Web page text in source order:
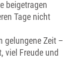
beigetragen
Tage nicht
gelungene Zeit –
viel Freude und